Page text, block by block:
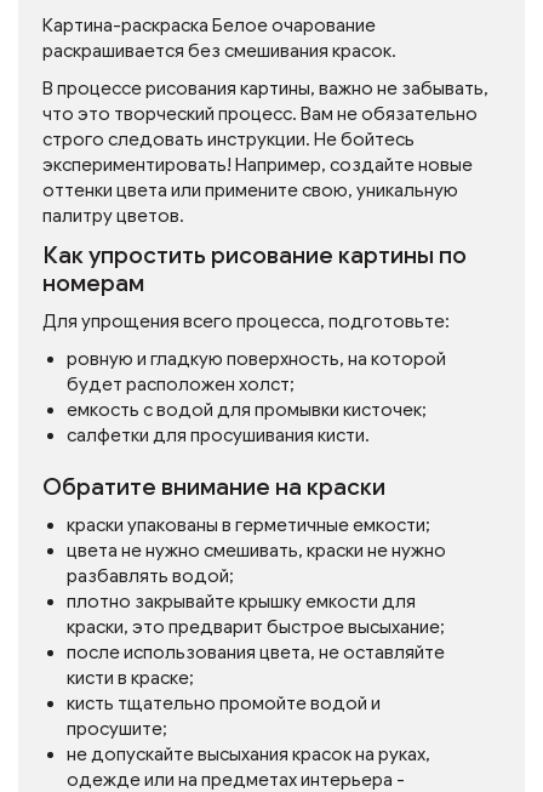
Картина-раскраска Белое очарование
раскрашивается без смешивания красок.
В процессе рисования картины, важно не забывать,
что это творческий процесс. Вам не обязательно
строго следовать инструкции. Не бойтесь
экспериментировать! Например, создайте новые
оттенки цвета или примените свою, уникальную
палитру цветов.
Как упростить рисование картины по
номерам
Для упрощения всего процесса, подготовьте:
ровную и гладкую поверхность, на которой
будет расположен холст;
емкость с водой для промывки кисточек;
салфетки для просушивания кисти.
Обратите внимание на краски
краски упакованы в герметичные емкости;
цвета не нужно смешивать, краски не нужно
разбавлять водой;
плотно закрывайте крышку емкости для
краски, это предварит быстрое высыхание;
после использования цвета, не оставляйте
кисти в краске;
кисть тщательно промойте водой и
просушите;
не допускайте высыхания красок на руках,
одежде или на предметах интерьера -